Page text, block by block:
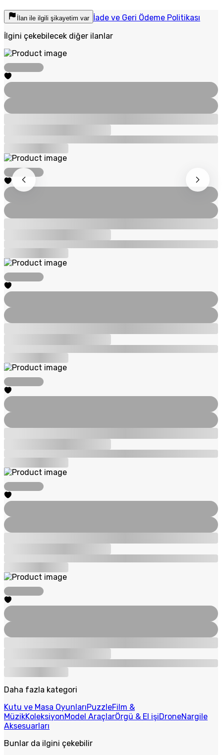
İlan ile ilgili şikayetim var İade ve Geri Ödeme Politikası
İlgini çekebilecek diğer ilanlar
Daha fazla kategori
Kutu ve Masa OyunlarıPuzzleFilm &
MüzikKoleksiyonModel AraçlarÖrgü & El işiDroneNargile
Aksesuarları
Bunlar da ilgini çekebilir